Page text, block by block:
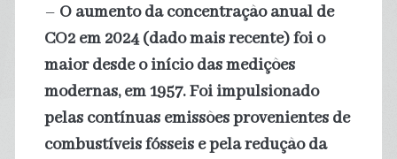
– O aumento da concentração anual de
CO2 em 2024 (dado mais recente) foi o
maior desde o início das medições
modernas, em 1957. Foi impulsionado
pelas contínuas emissões provenientes de
combustíveis fósseis e pela redução da